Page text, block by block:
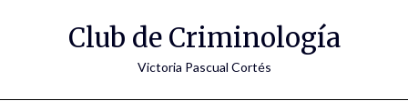
Club de Criminología
Victoria Pascual Cortés